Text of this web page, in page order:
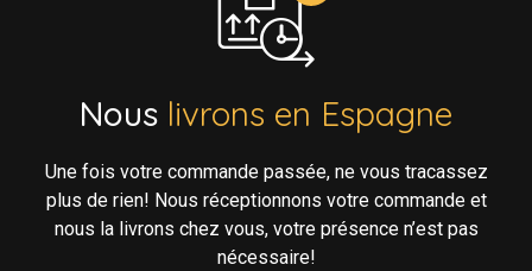
Nous livrons en Espagne
Une fois votre commande passée, ne vous tracassez
plus de rien! Nous réceptionnons votre commande et
nous la livrons chez vous, votre présence n’est pas
nécessaire!